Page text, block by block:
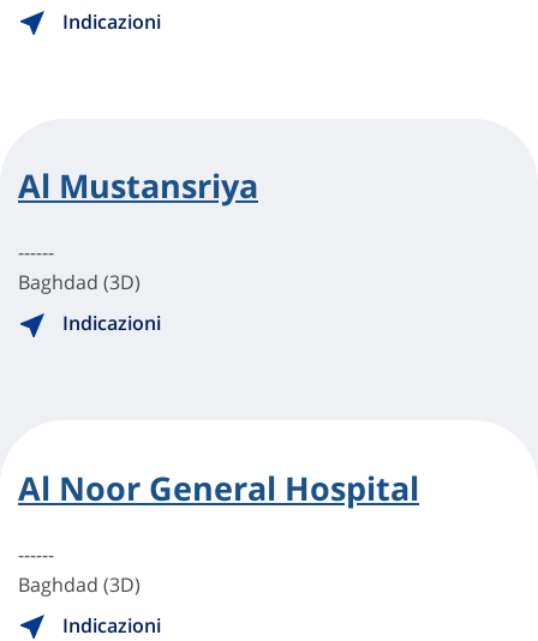
Indicazioni
Al Mustansriya
------
Baghdad (3D)
Indicazioni
Al Noor General Hospital
------
Baghdad (3D)
Indicazioni